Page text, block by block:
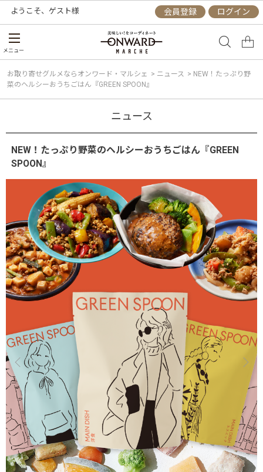
ようこそ、 ゲスト様 会員登録 ログイン
メニュー
お取り寄せグルメならオンワード・マルシェ > ニュース > NEW！たっぷり野
菜のヘルシーおうちごはん『GREEN SPOON』
ニュース
NEW！たっぷり野菜のヘルシーおうちごはん『GREEN
SPOON』